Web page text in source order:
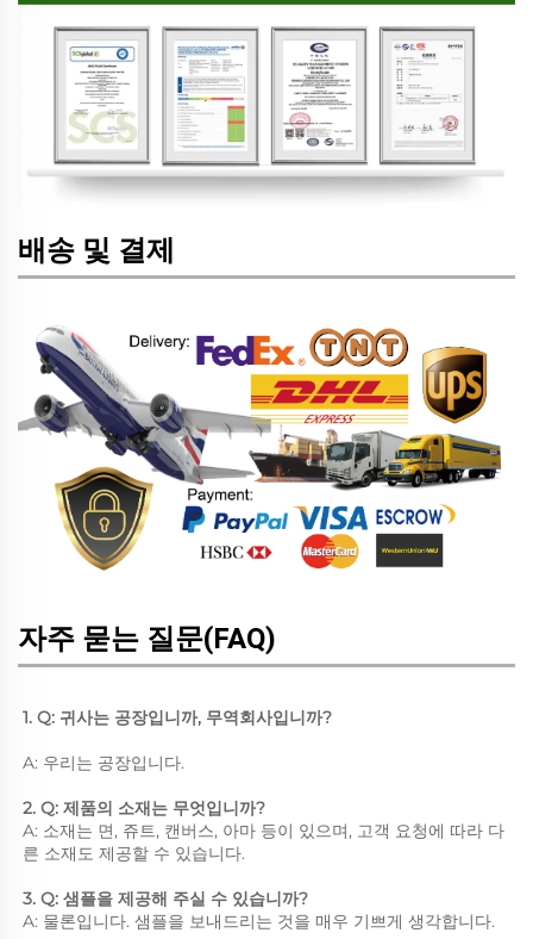
배송 및 결제
자주 묻는 질문(FAQ)
1. Q: 귀사는 공장입니까, 무역회사입니까?
A: 우리는 공장입니다.
2. Q: 제품의 소재는 무엇입니까?
A: 소재는 면, 쥬트, 캔버스, 아마 등이 있으며, 고객 요청에 따라 다
른 소재도 제공할 수 있습니다.
3. Q: 샘플을 제공해 주실 수 있습니까?
A: 물론입니다. 샘플을 보내드리는 것을 매우 기쁘게 생각합니다.